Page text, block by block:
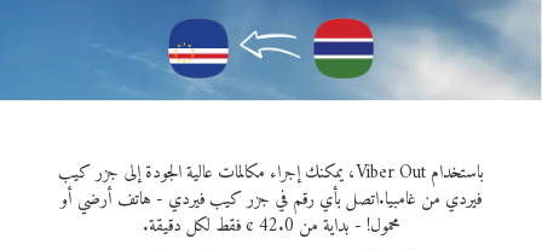
باستخدام Viber Out، يمكنك إجراء مكالمات عالية الجودة إلى جزر كيب
فيردي من غامبيا.اتصل بأي رقم في جزر كيب فيردي - هاتف أرضي أو
محمول! - بداية من 42.0 ¢ فقط لكل دقيقة.